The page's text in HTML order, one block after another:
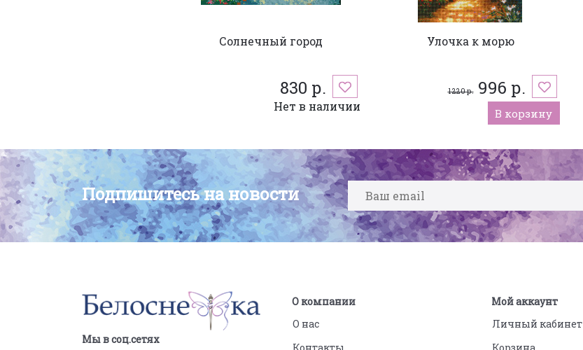
Солнечный город
830 р.
Нет в наличии
Улочка к морю
1 220 р.996 р.
В корзину
Подпишитесь на новости
Мы в соц.сетях
О компании
О нас
Мой аккаунт
Личный кабинет